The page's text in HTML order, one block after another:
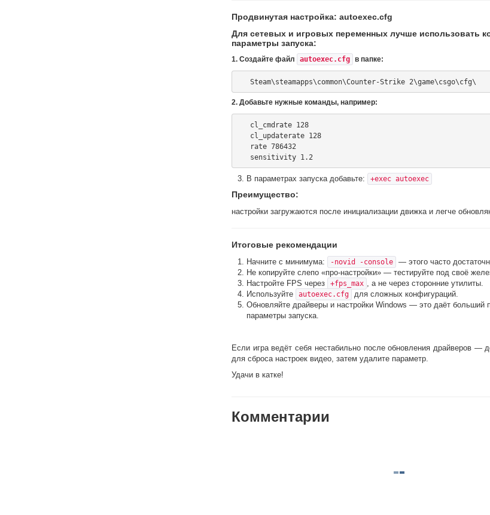
Продвинутая настройка: autoexec.cfg
Для сетевых и игровых переменных лучше использовать
параметры запуска:
1. Создайте файл autoexec.cfg в папке:
2. Добавьте нужные команды, например:
В параметрах запуска добавьте: +exec autoexec
Преимущество:
настройки загружаются после инициализации движка и легче
Итоговые рекомендации
Начните с минимума: -novid -console
— этого часто
Не копируйте слепо «про-настройки» — тестируйте под своё
Настройте FPS через
+fps_max , а не через сторонние утилиты.
Используйте
autoexec.cfg
для сложных конфигураций.
Обновляйте драйверы и настройки Windows — это даёт больший
параметры запуска.
Если игра ведёт себя нестабильно после обновления драйверов —
для сброса настроек видео, затем удалите параметр.
Удачи в катке!
Комментарии